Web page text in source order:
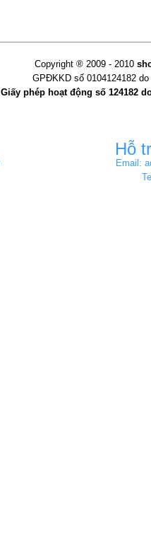
Copyright ® 2009 - 2010
GPĐKKD số 0104124182
Giấy phép hoạt động số 124182
Hỗ
Email: